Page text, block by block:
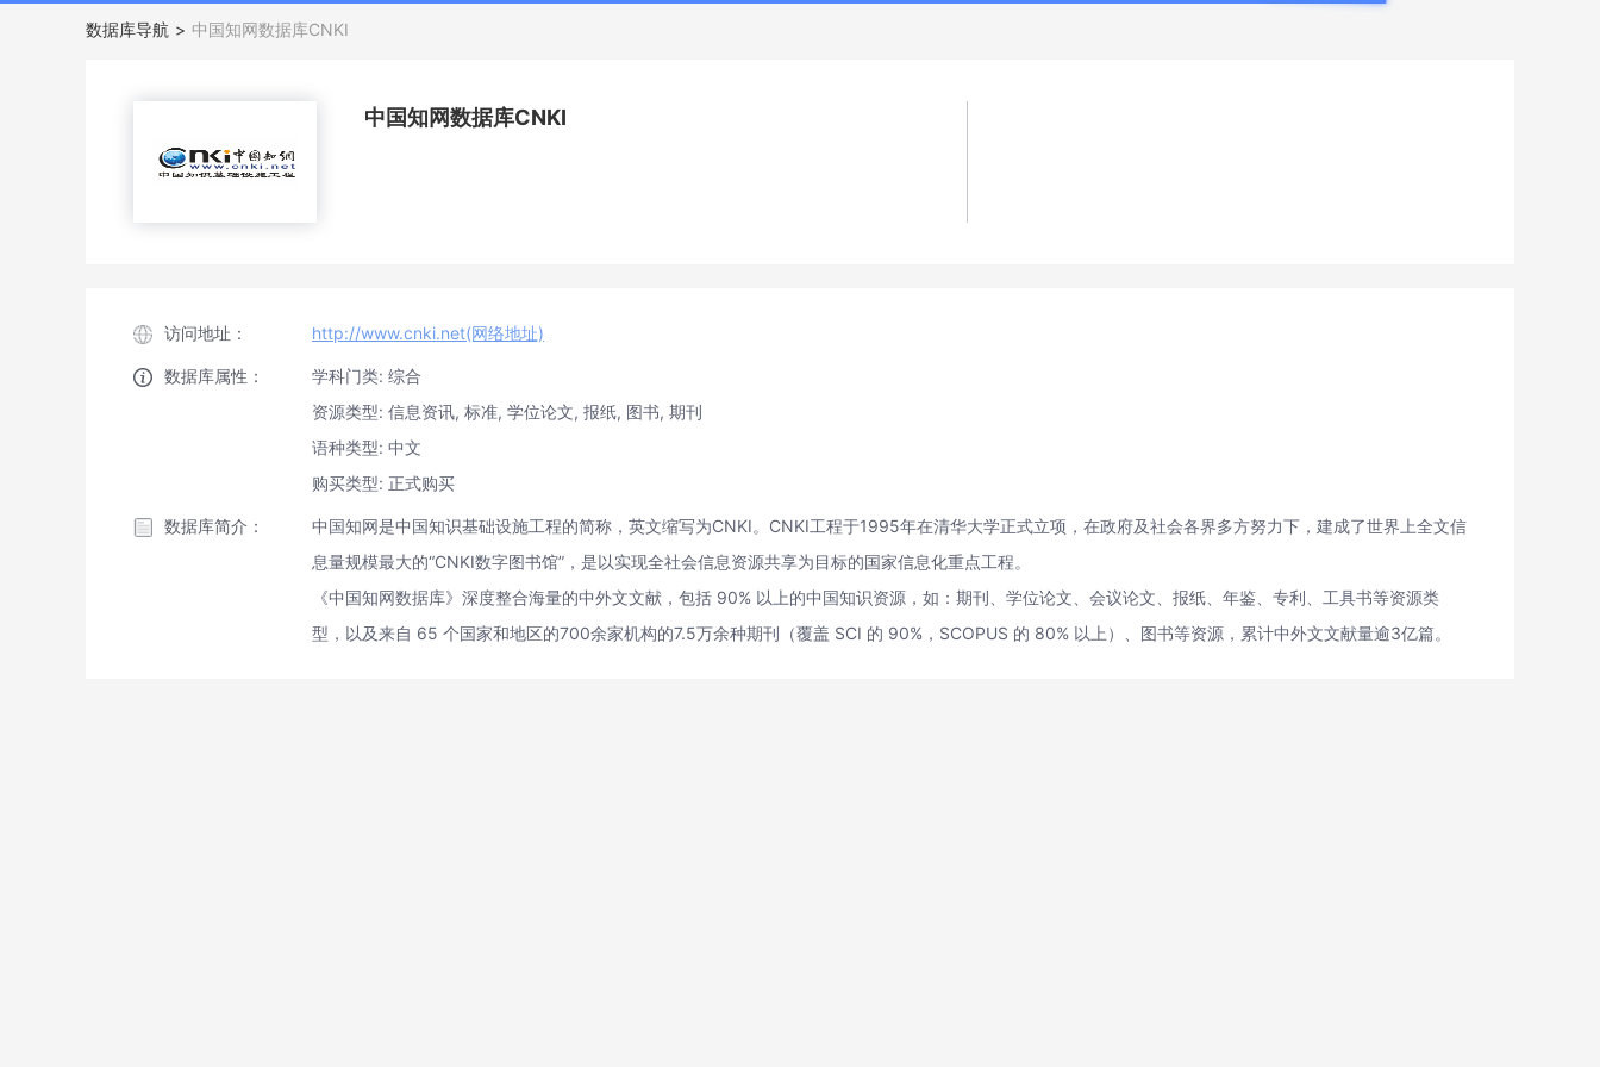
数据库导航 > 中国知网数据库CNKI
中国知网数据库CNKI
访问地址： http://www.cnki.net(网络地址)
数据库属性：
学科门类: 综合
资源类型: 信息资讯, 标准, 学位论文, 报纸, 图书, 期刊
语种类型: 中文
购买类型: 正式购买
数据库简介：
中国知网是中国知识基础设施工程的简称，英文缩写为CNKI。CNKI工程于1995年在清华大学正式立项，在政府及社会各界多方努力下，建成了世界上全文信
息量规模最大的“CNKI数字图书馆”，是以实现全社会信息资源共享为目标的国家信息化重点工程。
《中国知网数据库》深度整合海量的中外文文献，包括 90% 以上的中国知识资源，如：期刊、学位论文、会议论文、报纸、年鉴、专利、工具书等资源类
型，以及来自 65 个国家和地区的700余家机构的7.5万余种期刊（覆盖 SCI 的 90%，SCOPUS 的 80% 以上）、图书等资源，累计中外文文献量逾3亿篇。